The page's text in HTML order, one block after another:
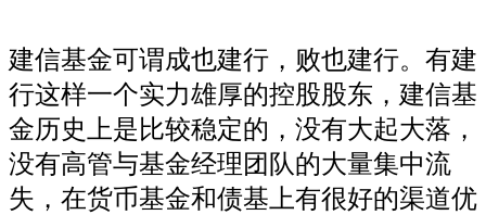
建信基金可谓成也建行，败也建行。有建
行这样一个实力雄厚的控股股东，建信基
金历史上是比较稳定的，没有大起大落，
没有高管与基金经理团队的大量集中流
失，在货币基金和债基上有很好的渠道优